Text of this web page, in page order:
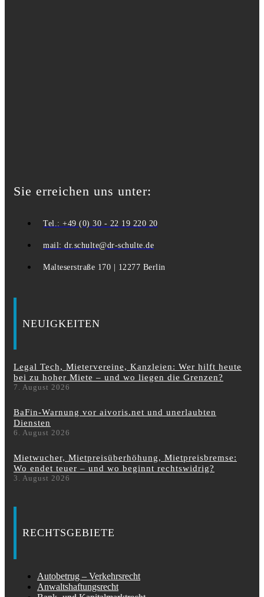
Sie erreichen uns unter:
Tel.: +49 (0) 30 - 22 19 220 20
mail: dr.schulte@dr-schulte.de
Malteserstraße 170 | 12277 Berlin
NEUIGKEITEN
Legal Tech, Mietervereine, Kanzleien: Wer hilft heute
bei zu hoher Miete – und wo liegen die Grenzen?
7. August 2026
BaFin-Warnung vor aivoris.net und unerlaubten
Diensten
6. August 2026
Mietwucher, Mietpreisüberhöhung, Mietpreisbremse:
Wo endet teuer – und wo beginnt rechtswidrig?
3. August 2026
RECHTSGEBIETE
Autobetrug – Verkehrsrecht
Anwaltshaftungsrecht